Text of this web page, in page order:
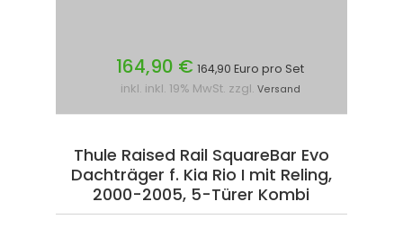
164,90 € 164,90 Euro pro Set
inkl. inkl. 19% MwSt. zzgl. Versand
Thule Raised Rail SquareBar Evo
Dachträger f. Kia Rio I mit Reling,
2000-2005, 5-Türer Kombi